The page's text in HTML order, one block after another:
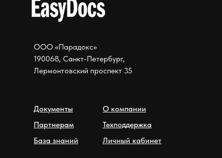
Документы
Партнерам
База знаний
О компании
Техподдержка
Личный кабинет
ООО «Парадокс»
190068, Санкт-Петербург,
Лермонтовский проспект 35